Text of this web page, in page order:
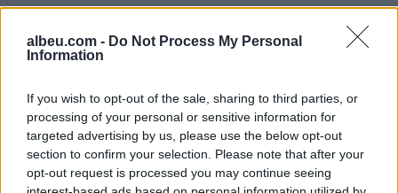
albeu.com - Do Not Process My Personal
Information
If you wish to opt-out of the sale, sharing to third parties, or
processing of your personal or sensitive information for
targeted advertising by us, please use the below opt-out
section to confirm your selection. Please note that after your
opt-out request is processed you may continue seeing